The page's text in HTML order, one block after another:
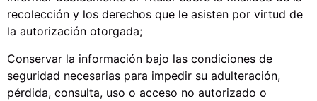
recolección y los derechos que le asisten por virtud de
la autorización otorgada;
Conservar la información bajo las condiciones de
seguridad necesarias para impedir su adulteración,
pérdida, consulta, uso o acceso no autorizado o